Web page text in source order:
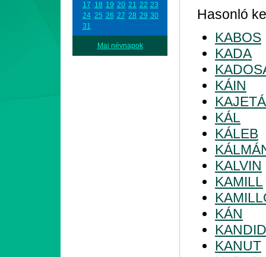
17 18 19 20 21 22 23
24 25 26 27 28 29 30
31
Mai névnapok
Hasonló
KABOS
KADA
KÁIN
KÁL
KÁLEB
KALVIN
KAMILL
KÁN
KANDID
KANUT